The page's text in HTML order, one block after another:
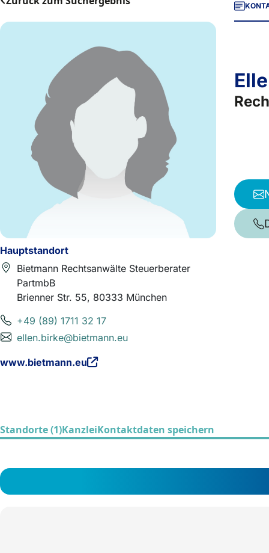
Hauptstandort
Bietmann Rechtsanwälte Steuerberater
PartmbB
Brienner Str. 55, 80333 München
+49 (89) 1711 32 17
ellen.birke@bietmann.eu
www.bietmann.eu
Standorte (1)KanzleiKontaktdaten speichern